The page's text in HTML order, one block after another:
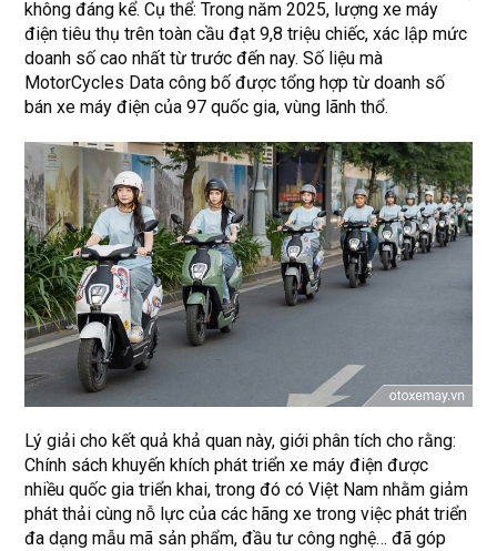
không đáng kể. Cụ thể: Trong năm 2025, lượng xe máy
điện tiêu thụ trên toàn cầu đạt 9,8 triệu chiếc, xác lập mức
doanh số cao nhất từ trước đến nay. Số liệu mà
MotorCycles Data công bố được tổng hợp từ doanh số
bán xe máy điện của 97 quốc gia, vùng lãnh thổ.
Lý giải cho kết quả khả quan này, giới phân tích cho rằng:
Chính sách khuyến khích phát triển xe máy điện được
nhiều quốc gia triển khai, trong đó có Việt Nam nhằm giảm
phát thải cùng nỗ lực của các hãng xe trong việc phát triển
đa dạng mẫu mã sản phẩm, đầu tư công nghệ… đã góp